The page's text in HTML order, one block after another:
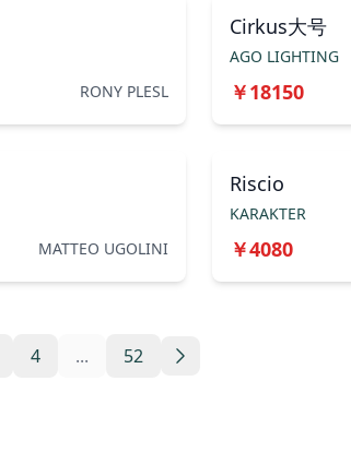
RONY PLESL
Cirkus大号
AGO LIGHTING
￥18150
MATTEO UGOLINI
Riscio
KARAKTER
￥4080
4 ... 52